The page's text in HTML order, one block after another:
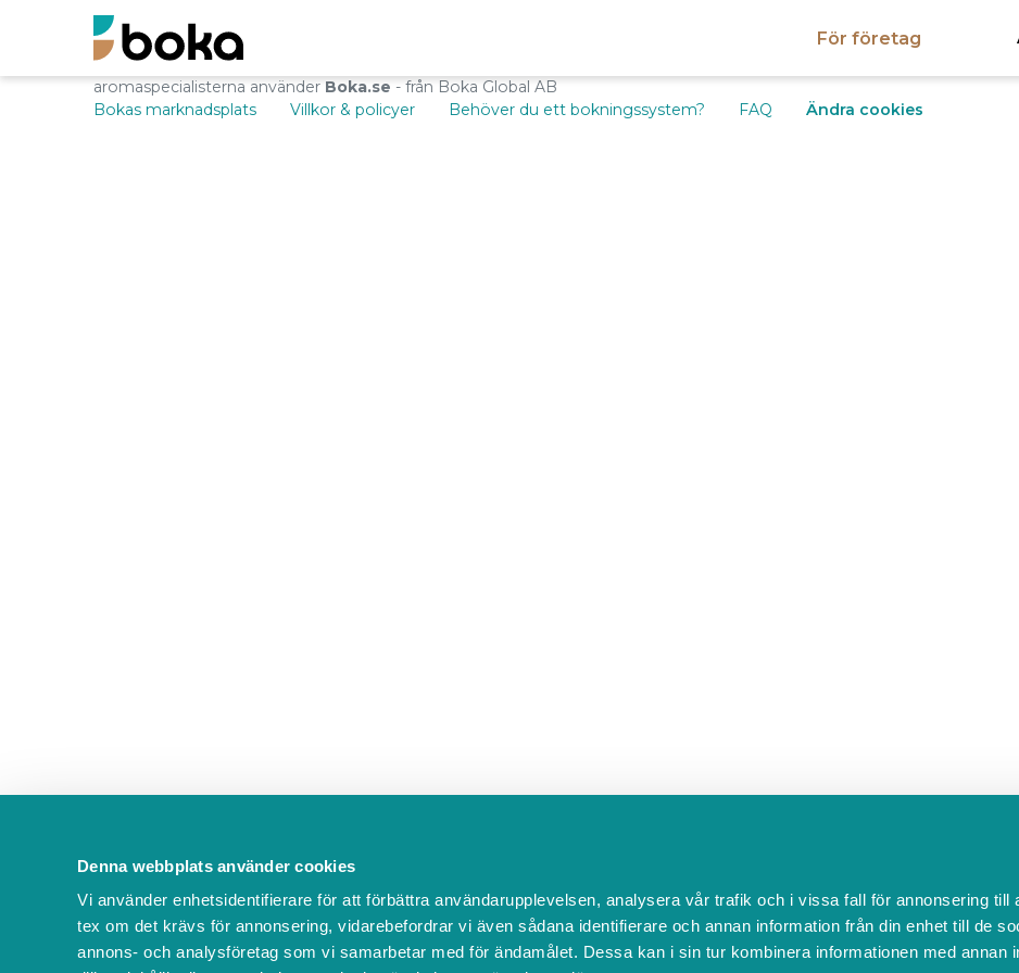
Denna webbplats använder cookies
Vi använder enhetsidentifierare för att förbättra användarupplevelsen, analysera vår trafik och i vissa fall för annonsering till
tex om det krävs för annonsering, vidarebefordrar vi även sådana identifierare och annan information från din enhet till de
annons- och analysföretag som vi samarbetar med för ändamålet. Dessa kan i sin tur kombinera informationen med annan
För företag
aromaspecialisterna använder Boka.se - från Boka Global AB
Bokas marknadsplats
Villkor & policyer Behöver du ett bokningssystem? FAQ Ändra cookies